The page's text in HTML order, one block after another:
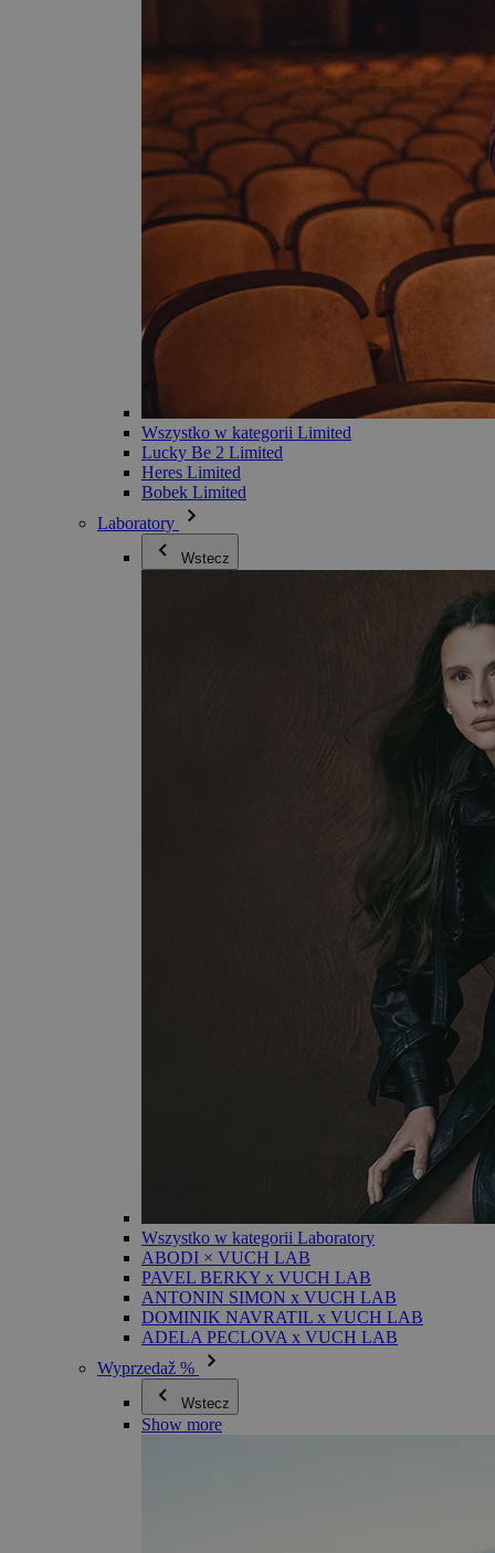
Wszystko w kategorii Limited
Lucky Be 2 Limited
Heres Limited
Bobek Limited
Laboratory
Wstecz
Wszystko w kategorii Laboratory
ABODI × VUCH LAB
PAVEL BERKY x VUCH LAB
ANTONIN SIMON x VUCH LAB
DOMINIK NAVRATIL x VUCH LAB
ADELA PECLOVA x VUCH LAB
Wyprzedaž %
Wstecz
Show more